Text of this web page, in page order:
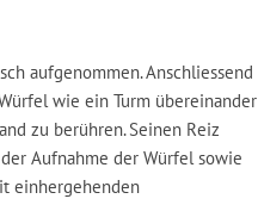
aufgenommen. Anschliessend
wie ein Turm übereinander
zu berühren. Seinen Reiz
Aufnahme der Würfel sowie
einhergehenden